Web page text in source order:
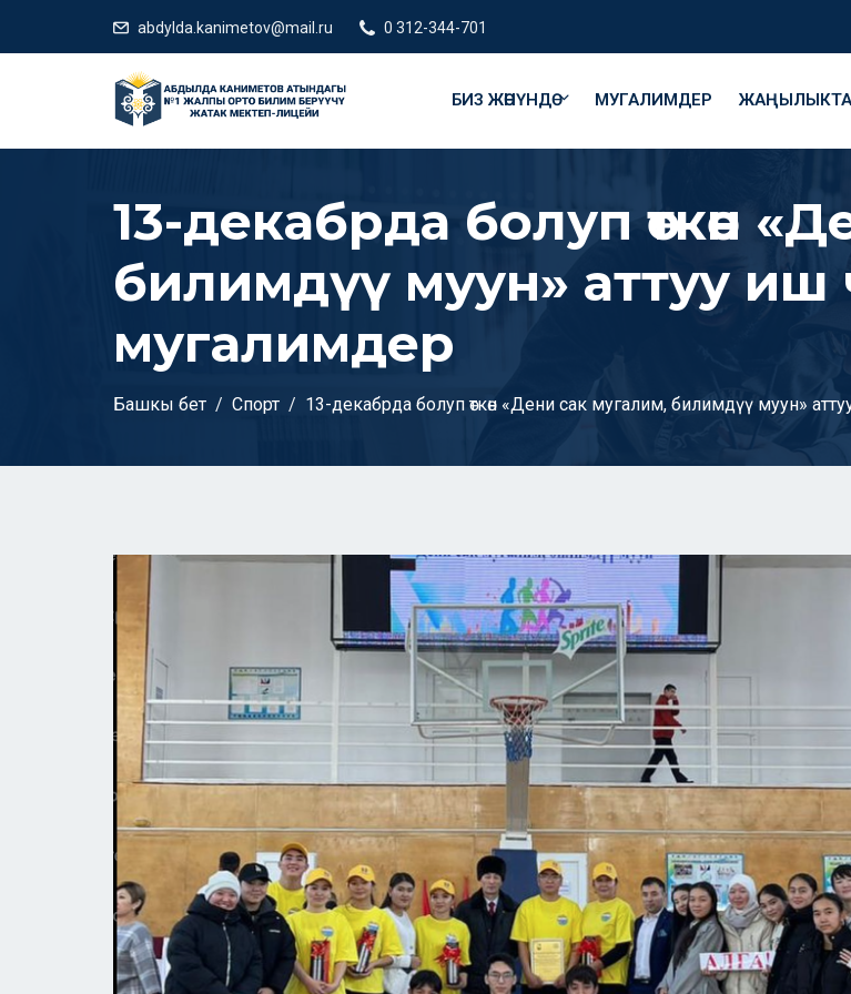
abdylda.kanimetov@mail.ru 0 312-344-701
БИЗ ЖӨНҮНДӨ МУГАЛИМДЕР
13-декабрда болуп өткөн
билимдүү муун» аттуу иш
мугалимдер
Башкы бет Спорт 13-декабрда болуп өткөн «Дени сак мугалим, билимдүү муун»